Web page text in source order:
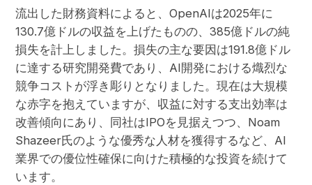
流出した財務資料によると、OpenAIは2025年に
130.7億ドルの収益を上げたものの、385億ドルの純
損失を計上しました。損失の主な要因は191.8億ドル
に達する研究開発費であり、AI開発における熾烈な
競争コストが浮き彫りとなりました。現在は大規模
な赤字を抱えていますが、収益に対する支出効率は
改善傾向にあり、同社はIPOを見据えつつ、Noam
Shazeer氏のような優秀な人材を獲得するなど、AI
業界での優位性確保に向けた積極的な投資を続けて
います。